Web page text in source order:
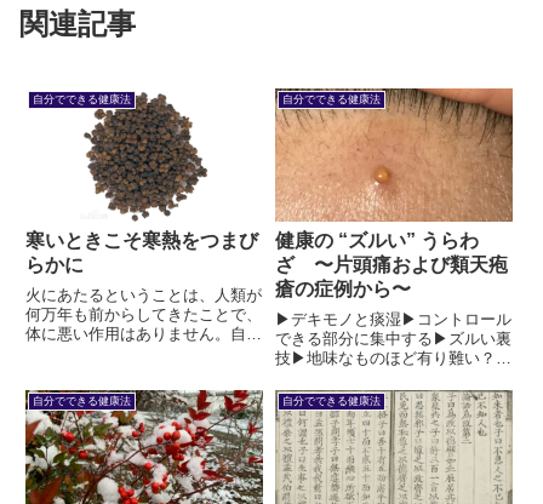
関連記事
自分でできる健康法
寒いときこそ寒熱をつまび
らかに
火にあたるということは、人類が
何万年も前からしてきたことで、
体に悪い作用はありません。自然
はありません。不自然なものがあ
るのです。
自分でできる健康法
健康の “ズルい” うらわ
ざ 〜片頭痛および類天疱
瘡の症例から〜
▶デキモノと痰湿▶コントロール
できる部分に集中する▶ズルい裏
技▶地味なものほど有り難い？▶
剣” は体にいい▶“勝負事” は体に
よくない
自分でできる健康法 自分でできる健康法